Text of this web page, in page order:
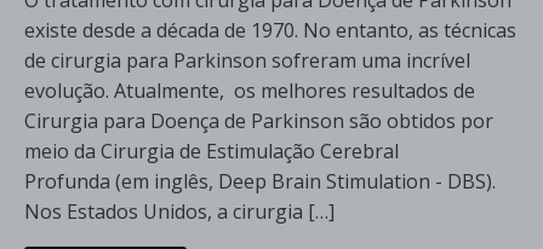
existe desde a década de 1970. No entanto, as técnicas
de cirurgia para Parkinson sofreram uma incrível
evolução. Atualmente, os melhores resultados de
Cirurgia para Doença de Parkinson são obtidos por
meio da Cirurgia de Estimulação Cerebral
Profunda (em inglês, Deep Brain Stimulation - DBS).
Nos Estados Unidos, a cirurgia […]